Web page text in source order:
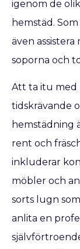
igenom de
hemstäd.
även
soporna och
Att ta itu med
tidskrävande
hemstädning
rent och
inkluderar
möbler och
sorts lugn
anlita en